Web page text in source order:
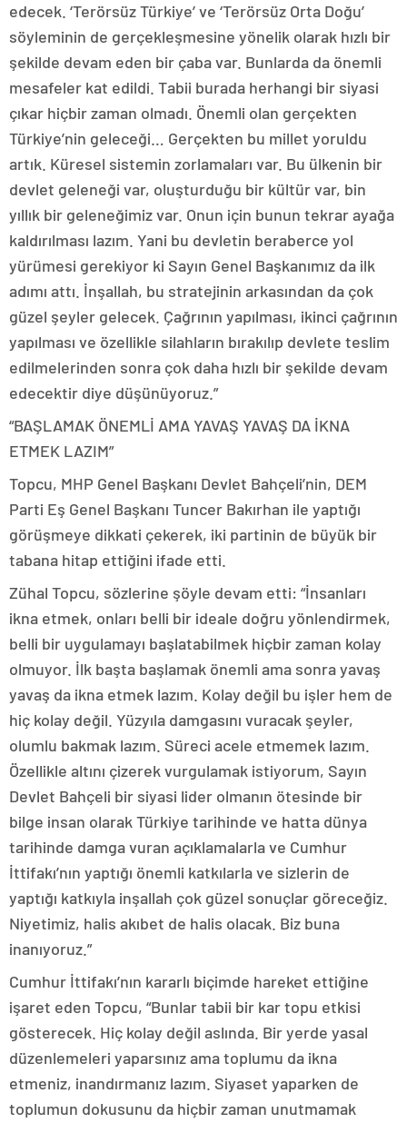
edecek. ‘Terörsüz Türkiye’ ve ‘Terörsüz Orta Doğu’
söyleminin de gerçekleşmesine yönelik olarak hızlı bir
şekilde devam eden bir çaba var. Bunlarda da önemli
mesafeler kat edildi. Tabii burada herhangi bir siyasi
çıkar hiçbir zaman olmadı. Önemli olan gerçekten
Türkiye’nin geleceği… Gerçekten bu millet yoruldu
artık. Küresel sistemin zorlamaları var. Bu ülkenin bir
devlet geleneği var, oluşturduğu bir kültür var, bin
yıllık bir geleneğimiz var. Onun için bunun tekrar ayağa
kaldırılması lazım. Yani bu devletin beraberce yol
yürümesi gerekiyor ki Sayın Genel Başkanımız da ilk
adımı attı. İnşallah, bu stratejinin arkasından da çok
güzel şeyler gelecek. Çağrının yapılması, ikinci çağrının
yapılması ve özellikle silahların bırakılıp devlete teslim
edilmelerinden sonra çok daha hızlı bir şekilde devam
edecektir diye düşünüyoruz.”
“BAŞLAMAK ÖNEMLİ AMA YAVAŞ YAVAŞ DA İKNA
ETMEK LAZIM”
Topcu, MHP Genel Başkanı Devlet Bahçeli’nin, DEM
Parti Eş Genel Başkanı Tuncer Bakırhan ile yaptığı
görüşmeye dikkati çekerek, iki partinin de büyük bir
tabana hitap ettiğini ifade etti.
Zühal Topcu, sözlerine şöyle devam etti: “İnsanları
ikna etmek, onları belli bir ideale doğru yönlendirmek,
belli bir uygulamayı başlatabilmek hiçbir zaman kolay
olmuyor. İlk başta başlamak önemli ama sonra yavaş
yavaş da ikna etmek lazım. Kolay değil bu işler hem de
hiç kolay değil. Yüzyıla damgasını vuracak şeyler,
olumlu bakmak lazım. Süreci acele etmemek lazım.
Özellikle altını çizerek vurgulamak istiyorum, Sayın
Devlet Bahçeli bir siyasi lider olmanın ötesinde bir
bilge insan olarak Türkiye tarihinde ve hatta dünya
tarihinde damga vuran açıklamalarla ve Cumhur
İttifakı’nın yaptığı önemli katkılarla ve sizlerin de
yaptığı katkıyla inşallah çok güzel sonuçlar göreceğiz.
Niyetimiz, halis akıbet de halis olacak. Biz buna
inanıyoruz.”
Cumhur İttifakı’nın kararlı biçimde hareket ettiğine
işaret eden Topcu, “Bunlar tabii bir kar topu etkisi
gösterecek. Hiç kolay değil aslında. Bir yerde yasal
düzenlemeleri yaparsınız ama toplumu da ikna
etmeniz, inandırmanız lazım. Siyaset yaparken de
toplumun dokusunu da hiçbir zaman unutmamak